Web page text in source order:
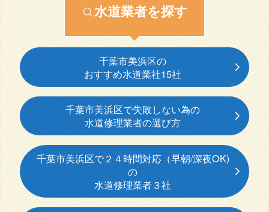
水道業者を探す
千葉市美浜区の
おすすめ水道業社15社
千葉市美浜区で失敗しない為の
水道修理業者の選び方
千葉市美浜区で２４時間対応（早朝/深夜OK)
の
水道修理業者３社